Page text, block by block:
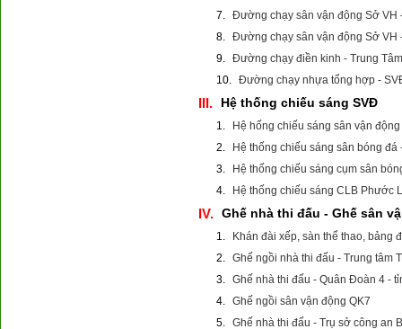
7. Đường chạy sân vận động Sở VH
8. Đường chạy sân vận động Sở VH
9. Đường chạy điền kinh - Trung
10. Đường chạy nhựa tổng hợp -
III. Hệ thống chiếu sáng SVĐ
1.
Hệ hống chiếu sáng sân vận
2.
Hệ thống chiếu sáng sân bóng
3.
Hệ thống chiếu sáng cụm sân
4.
Hệ thống chiếu sáng CLB Phước
IV. Ghế nhà thi đấu - Ghế sân
1.
Khán đài xếp, sàn thể thao, bảng
2. Ghế ngồi nhà thi đấu - Trung tâm
3. Ghế nhà thi đấu - Quân Đoàn 4 -
4. Ghế ngồi sân vận động QK7
5. Ghế nhà thi đấu - Trụ sở công an